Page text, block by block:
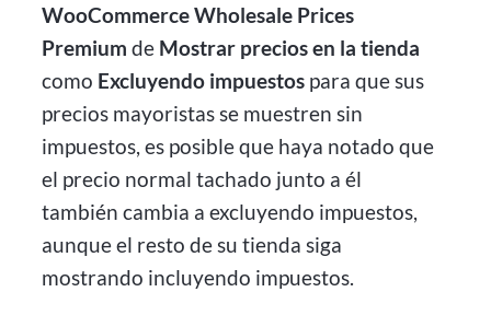
WooCommerce Wholesale Prices
Premium de Mostrar precios en la tienda
como Excluyendo impuestos para que sus
precios mayoristas se muestren sin
impuestos, es posible que haya notado que
el precio normal tachado junto a él
también cambia a excluyendo impuestos,
aunque el resto de su tienda siga
mostrando incluyendo impuestos.